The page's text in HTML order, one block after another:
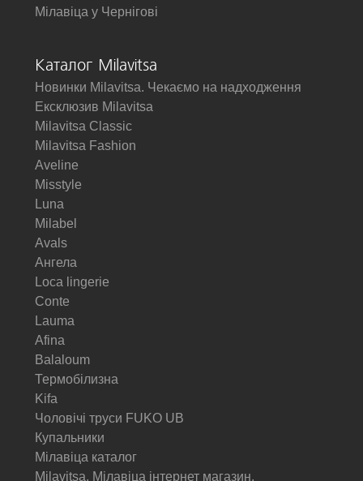
Мілавіца у Чернігові
Каталог Milavitsa
Новинки Milavitsa. Чекаємо на надходження
Ексклюзив Milavitsa
Milavitsa Classic
Milavitsa Fashion
Aveline
Misstyle
Luna
Milabel
Avals
Ангела
Loca lingerie
Conte
Lauma
Afina
Balaloum
Термобілизна
Kifa
Чоловічі труси FUKO UB
Купальники
Мілавіца каталог
Milavitsa. Мілавіца інтернет магазин.